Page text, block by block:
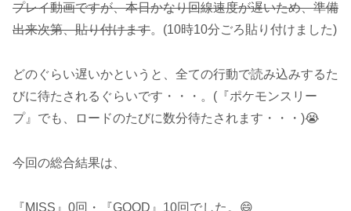
プレイ動画ですが、本日かなり回線速度が遅いため、準備
出来次第、貼り付けます。(10時10分ごろ貼り付けました)
どのぐらい遅いかというと、全ての行動で読み込みするた
びに待たされるぐらいです・・・。(『ポケモンスリー
プ』でも、ロードのたびに数分待たされます・・・)😭
今回の総合結果は、
『MISS』0回・『GOOD』10回でした。😄